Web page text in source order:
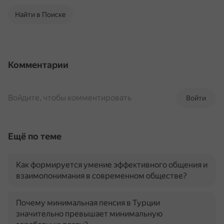
Найти в Поиске
Комментарии
Войти
Войдите, чтобы комментировать
Ещё по теме
Как формируется умение эффективного общения и
взаимопонимания в современном обществе?
Почему минимальная пенсия в Турции
значительно превышает минимальную